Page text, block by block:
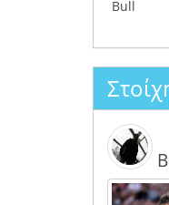
Bull